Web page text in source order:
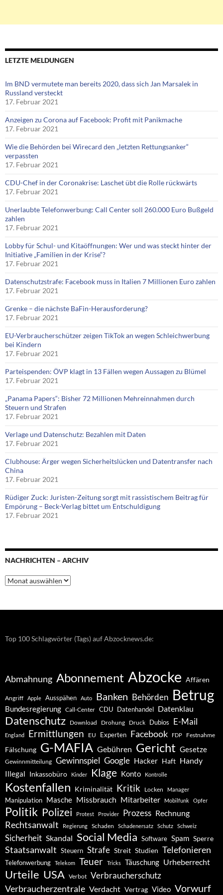
LETZTE MELDUNGEN
Im BND vermutete man bereits 2020, dass sich Jan Marsalek in
Russland versteckt
17. Februar 2021
Anzeigen zu Corona auf Facebook: Profit mit Panikmache
17. Februar 2021
Wie die Behörden bei Wirecard den „letzten Rettungsanker“
verpassten
17. Februar 2021
CDU-Chef in der Coronakrise: Laschet übt die Rolle rückwärts
17. Februar 2021
Unerlaubte Telefonwerbung: Call Center soll 260.000 Euro Bußgeld
zahlen
17. Februar 2021
Lobby für Schul- und Kitaöffnungen: Wer und was steckt hinter der
Initiative „Familien in der Krise“?
17. Februar 2021
Datenschutzstrafe: Facebook muss in Italien 7 Millionen Euro zahlen
17. Februar 2021
Grenke – die nächste BaFin-Herausforderung?
17. Februar 2021
EU-Verbraucherschützer zeigen TikTok an wegen Schleichwerbung
bei Kindern
17. Februar 2021
Parteispenden: ÖVP klagt in 13 Fällen wegen Aussagen zu Blümel
17. Februar 2021
„Panama Papers“: Bisher 72 Millionen Mehreinnahmen durch
Steuern und Strafen
17. Februar 2021
Verlage und Datenschutz: Bezahlen mit Daten
17. Februar 2021
Clubhouse: Ärger wegen Sicherheitslücken und Datentransfer nach
China
17. Februar 2021
Rüdiger Zuck: Juristen-Zeitung sorgt mit rassistischem Beitrag für
Empörung – Beck-Verlag bittet um Entschuldigung
17. Februar 2021
NACHRICHTEN – ARCHIV
Nachrichten
–
Top 100 Schlagwörter (Tags) auf Abzocknews.de:
Abmahnung Abonnement Abzocke Affären
Angriff Apple Ausspähen Auto Banken Behörden Betrug
Bundesregierung Call-Center CDU Datenhandel Datenklau
Datenschutz Download Drohung Druck Dubios E-Mail
England Ermittlungen EU Experten Facebook FDP Festnahme
Fälschung G-MAFIA Gebühren Gericht Gesetze
Gewinnmitteilung Gewinnspiel Google Hacker Haft Handy
Illegal Inkassobüro Kinder Klage Konto Kontrolle
Kostenfallen Kriminalität Kritik Locken Manager
Manipulation Masche Missbrauch Mitarbeiter Mobilfunk Opfer
Politik Polizei Protest Provider Prozess Rechnung
Rechtsanwalt Regierung Schaden Schadenersatz Schutz Schweiz
Sicherheit Skandal Social Media Software Spam Sperre
Staatsanwalt Steuern Strafe Streit Studien Telefonieren
Telefonwerbung Telekom Teuer Tricks Täuschung Urheberrecht
Urteile USA Verbot Verbraucherschutz
Verbraucherzentrale Verdacht Vertrag Video Vorwurf